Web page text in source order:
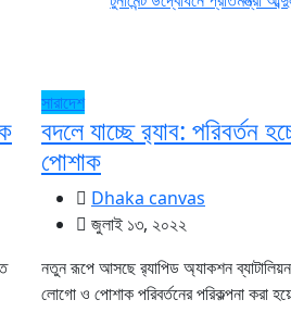
সারাদেশ
বদলে যাচ্ছে র‌্যাব: পরিবর্তন
পোশাক
Dhaka canvas
জুলাই ১৩, ২০২২
নতুন রূপে আসছে র‌্যাপিড অ্যাকশন ব্যাটালিয়ন
লোগো ও পোশাক পরিবর্তনের পরিকল্পনা করা